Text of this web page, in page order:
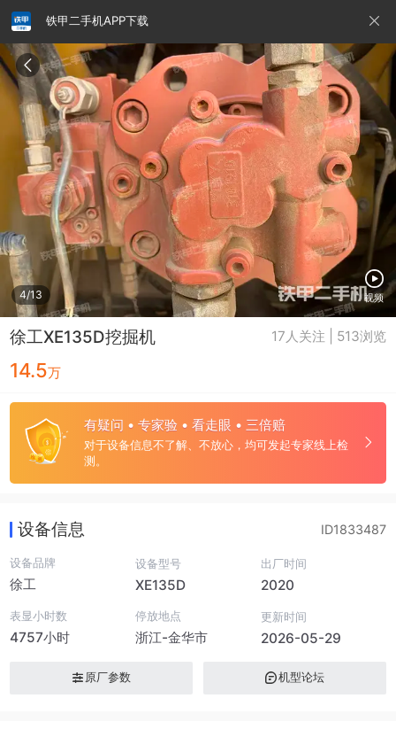
铁甲二手机APP下载
4/13 视频
徐工XE135D挖掘机 17人关注 | 513浏览
14.5万
有疑问 • 专家验 • 看走眼 • 三倍赔
对于设备信息不了解、不放心，均可发起专家线上检
测。
请输入手机号
同
意
《隐
私
策》
设备信息 ID1833487
设备品牌
徐工
设备型号
XE135D
出厂时间
2020
表显小时数
4757小时
停放地点
浙江-金华市
更新时间
2026-05-29
原厂参数 机型论坛
铁甲龙总部 4000099032 认证经纪人